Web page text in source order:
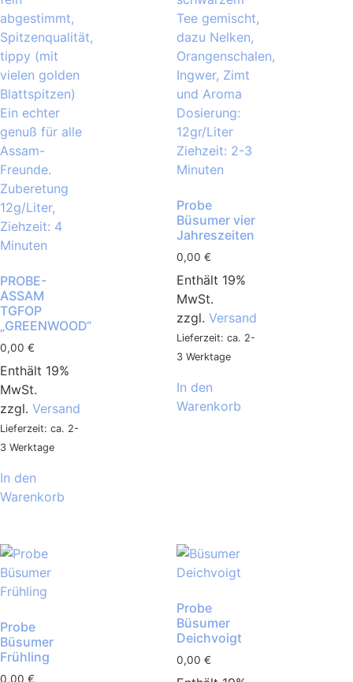
PROBE-
ASSAM
TGFOP
„GREENWOOD“
0,00 €
Enthält 19%
MwSt.
zzgl. Versand
Lieferzeit: ca. 2-
3 Werktage
In den
Warenkorb
Probe
Büsumer vier
Jahreszeiten
0,00 €
Enthält 19%
MwSt.
zzgl. Versand
Lieferzeit: ca. 2-
3 Werktage
In den
Warenkorb
Probe
Büsumer
Frühling
0,00 €
Probe
Büsumer
Deichvoigt
0,00 €